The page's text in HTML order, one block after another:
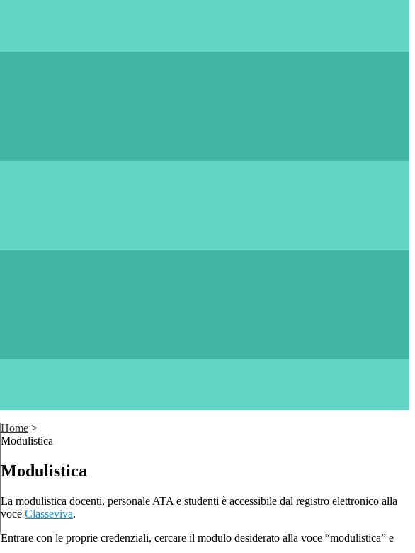
Home >
Modulistica
Modulistica
La modulistica docenti, personale ATA e studenti è accessibile dal registro elettronico alla
voce Classeviva.
Entrare con le proprie credenziali, cercare il modulo desiderato alla voce “modulistica” e